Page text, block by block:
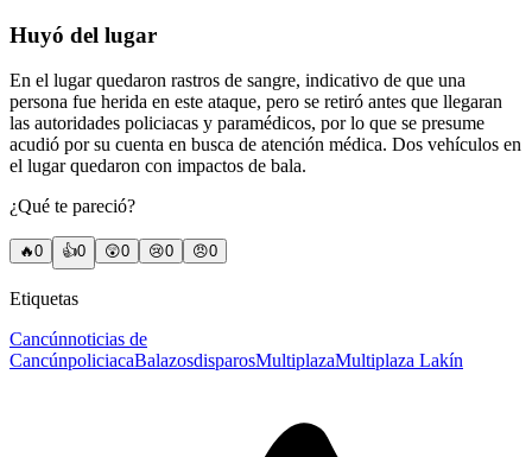
Huyó del lugar
En el lugar quedaron rastros de sangre, indicativo de que una
persona fue herida en este ataque, pero se retiró antes que llegaran
las autoridades policiacas y paramédicos, por lo que se presume
acudió por su cuenta en busca de atención médica. Dos vehículos en
el lugar quedaron con impactos de bala.
¿Qué te pareció?
🔥0 👍0 😲0 😢0 😠0
Etiquetas
Cancúnnoticias de
CancúnpoliciacaBalazosdisparosMultiplazaMultiplaza Lakín